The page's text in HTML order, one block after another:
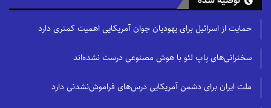
حمایت از اسرائیل برای یهودیان جوان آمریکایی اهمیت کمتری دارد
سخنرانی‌های پاپ لئو با هوش مصنوعی درست نشده‌اند
ملت ایران برای دشمن آمریکایی درس‌های فراموش‌نشدنی دارد